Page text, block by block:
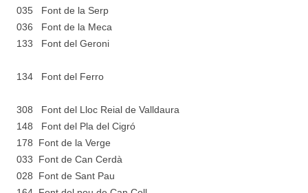
035 Font de la Serp
036 Font de la Meca
133 Font del Geroni
134 Font del Ferro
308 Font del Lloc Reial de Valldaura
148 Font del Pla del Cigró
178 Font de la Verge
033 Font de Can Cerdà
028 Font de Sant Pau